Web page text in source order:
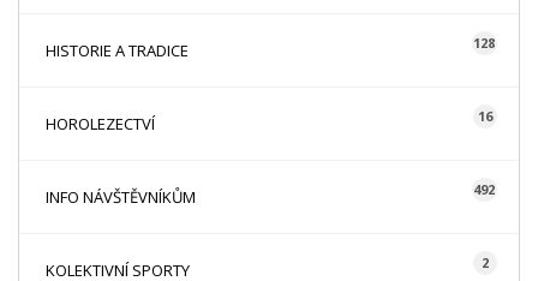
HISTORIE A TRADICE 128
HOROLEZECTVÍ 16
INFO NÁVŠTĚVNÍKŮM 492
KOLEKTIVNÍ SPORTY 2